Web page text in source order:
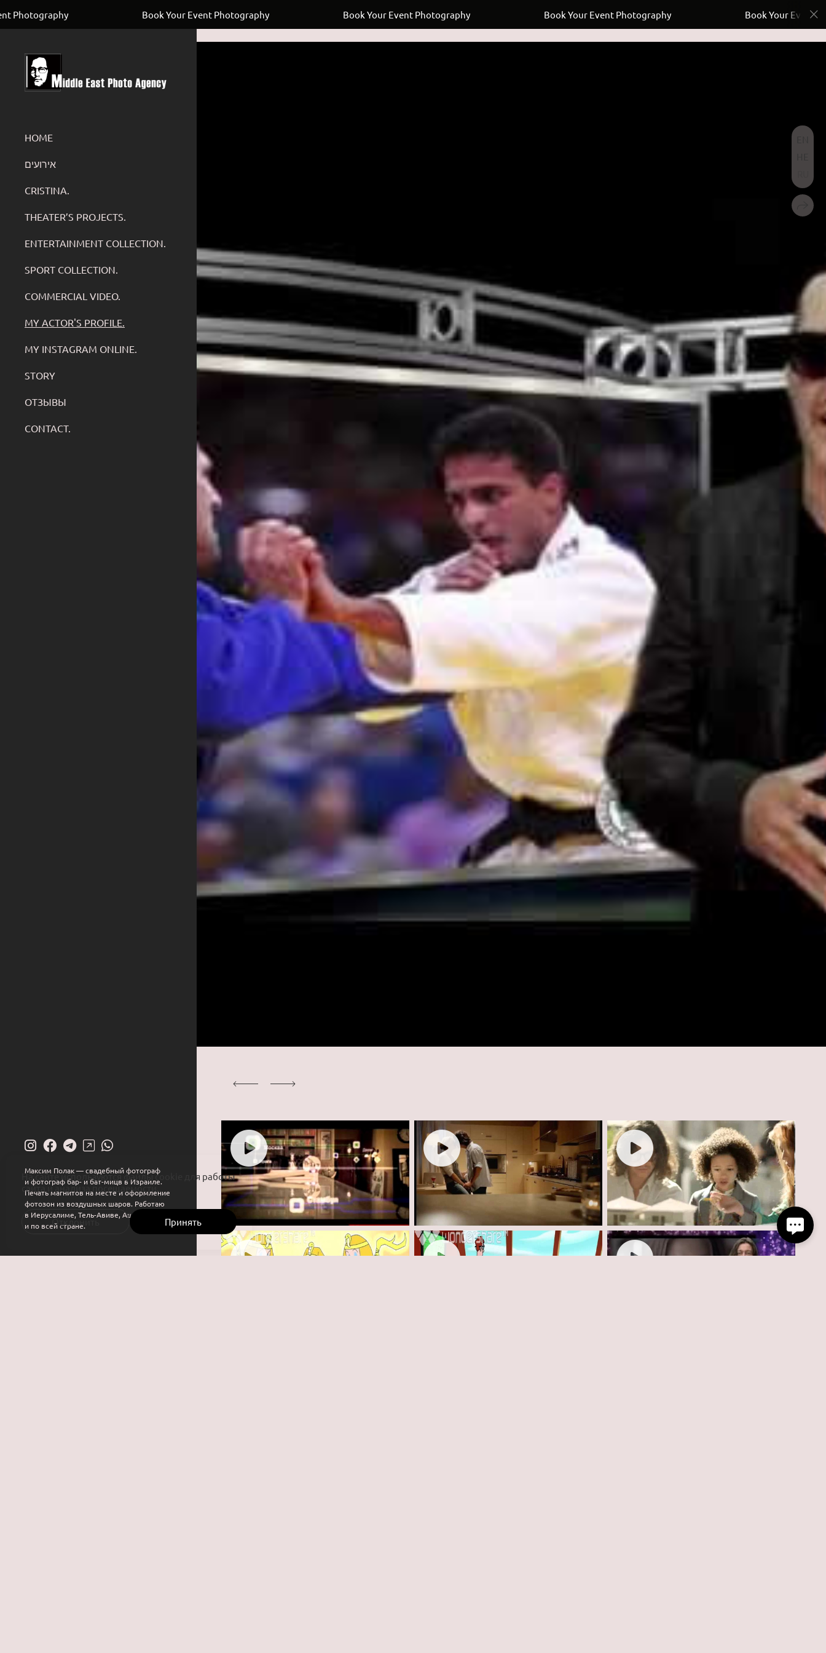
HOME
‏אירועים
CRISTINA.
THEATER’S PROJECTS.
ENTERTAINMENT COLLECTION.
SPORT COLLECTION.
COMMERCIAL VIDEO.
MY ACTOR'S PROFILE.
MY INSTAGRAM ONLINE.
STORY
ОТЗЫВЫ
CONTACT.
Максим Полак — свадебный фотограф
и фотограф бар- и бат-мицв в Израиле.
Печать магнитов на месте и оформление
фотозон из воздушных шаров. Работаю
в Иерусалиме, Тель-Авиве, Ашдоде
и по всей стране.
COMMERCIAL "ROSTELECOM" COMMERCIAL "KALGON" COMMERCIAL BANK LEUMI.
Book Your Event Photography Book Your Event Photography Book Your Event Photography Book Your Event
На сайте используются файлы cookie для работы
сайта и анализа посещаемости.
Отклонить Принять